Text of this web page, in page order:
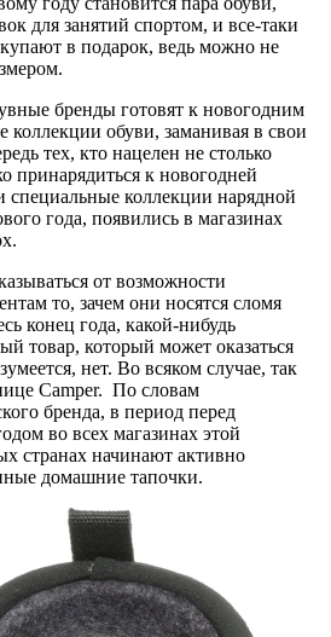
для занятий спортом, и все-таки
в подарок, ведь можно не
бренды готовят к новогодним
коллекции обуви, заманивая в свои
тех, кто нацелен не столько
принарядиться к новогодней
специальные коллекции нарядной
года, появились в магазинах
от возможности
то, зачем они носятся сломя
конец года, какой-нибудь
товар, который может оказаться
нет. Во всяком случае, так
Camper. По словам
бренда, в период перед
во всех магазинах этой
странах начинают активно
домашние тапочки.